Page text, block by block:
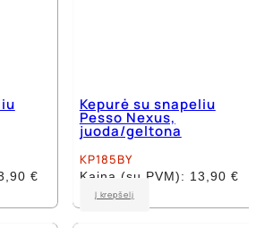
€
Kepurė su snapeliu
Pesso Nexus,
juoda/geltona
KP185BY
Kaina (su PVM): 13,90 €
Į krepšelį